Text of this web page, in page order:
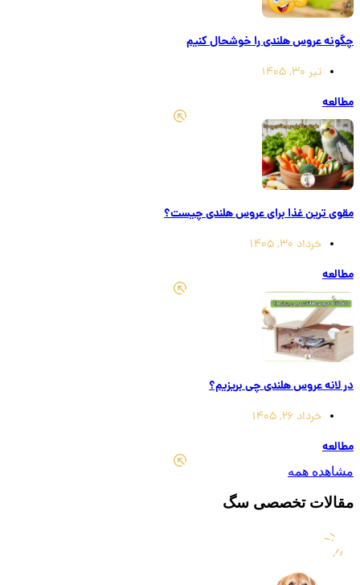
چگونه عروس هلندی را خوشحال کنیم
تیر 30, 1405
مطالعه
مقوی‌ ترین غذا برای عروس هلندی چیست؟
خرداد 30, 1405
مطالعه
در لانه عروس هلندی چی بریزیم؟
خرداد 26, 1405
مطالعه
مشاهده همه
مقالات تخصصی سگ